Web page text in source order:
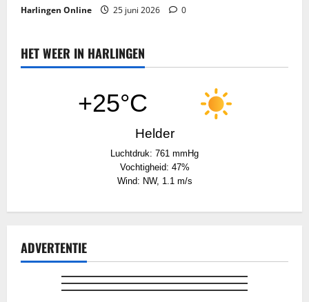
Harlingen Online 25 juni 2026 0
HET WEER IN HARLINGEN
+25°C
Helder
Luchtdruk: 761 mmHg
Vochtigheid: 47%
Wind: NW, 1.1 m/s
ADVERTENTIE